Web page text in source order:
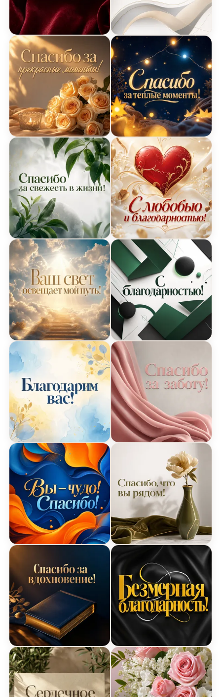
Бархатная открытка Спасибо
Тёплая открытка Спасибо
Элегантная открытка Спасибо с листьями
Открытка Спасибо с лучами света
Акварельная открытка Спасибо
Яркая открытка Спасибо
Кинематографическая открытка Спасибо
Минималистская
Праздничная открытка
Люксовая открытка
Геометрическая
Нежная открытка
Элегантная открытка
Современная открытка